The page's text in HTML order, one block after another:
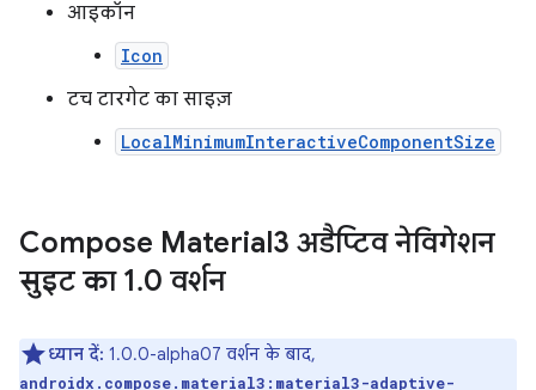
आइकॉन
Icon
टच टारगेट का साइज़
LocalMinimumInteractiveComponentSize
Compose Material3 अडैप्टिव नेविगेशन
सुइट का 1.0 वर्शन
ध्यान दें: 1.0.0-alpha07 वर्शन के बाद,
androidx.compose.material3:material3-adaptive-